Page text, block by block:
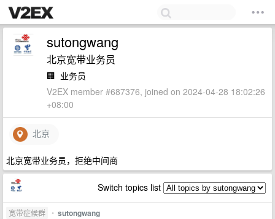
sutongwang
北京宽带业务员
🏢 业务员
V2EX member #687376, joined on 2024-04-28 18:02:26
+08:00
北京
北京宽带业务员，拒绝中间商
Switch topics list
宽带症候群 • sutongwang